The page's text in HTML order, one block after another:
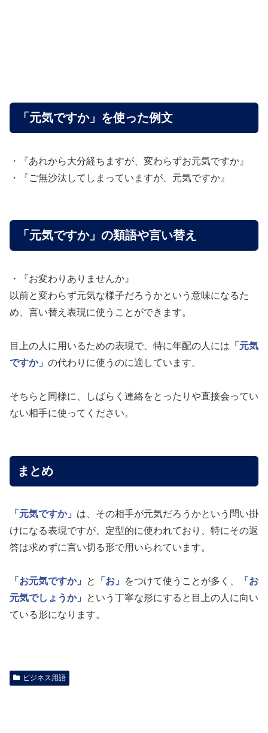
「元気ですか」を使った例文
・『あれから大分経ちますが、変わらずお元気ですか』
・『ご無沙汰してしまっていますが、元気ですか』
「元気ですか」の類語や言い替え
・『お変わりありませんか』
以前と変わらず元気な様子だろうかという意味になるた
め、言い替え表現に使うことができます。
目上の人に用いるための表現で、特に年配の人には 「元気
ですか」 の代わりに使うのに適しています。
そちらと同様に、しばらく連絡をとったりや直接会ってい
ない相手に使ってください。
まとめ
「元気ですか」 は、その相手が元気だろうかという問い掛
けになる表現ですが、定型的に使われており、特にその返
答は求めずに言い切る形で用いられています。
「お元気ですか」 と 「お」 をつけて使うことが多く、
「お
元気でしょうか」
という丁寧な形にすると目上の人に向い
ている形になります。
ビジネス用語